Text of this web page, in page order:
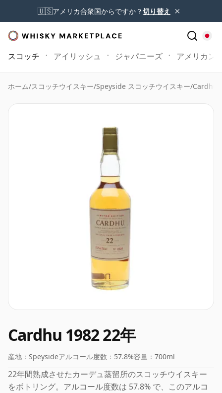
🇺🇸アメリカ合衆国からですか？切り替え ×
スコッチ アイリッシュ ジャパニーズ アメリカン
ホーム/スコッチウイスキー/Speyside スコッチウイスキー/Cardhu
Cardhu 1982 22年
産地： Speysideアルコール度数： 57.8%容量： 700ml
22年間熟成させたカーデュ蒸留所のスコッチウイスキー
をボトリング。アルコール度数は 57.8% で、このアルコ